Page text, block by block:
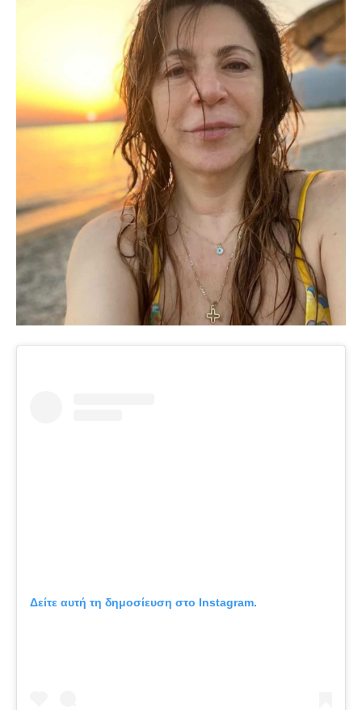
Δείτε αυτή τη δημοσίευση στο Instagram.